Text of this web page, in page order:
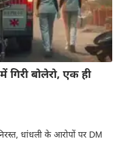
गिरी बोलेरो, एक ही
धांधली के आरोपों पर DM